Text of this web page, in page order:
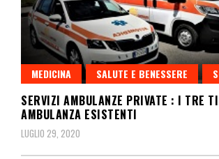
MEDICINA SALUTE E BENESSERE
SERVIZI AMBULANZE PRIVATE : I TRE
AMBULANZA ESISTENTI​
LUGLIO 29, 2020